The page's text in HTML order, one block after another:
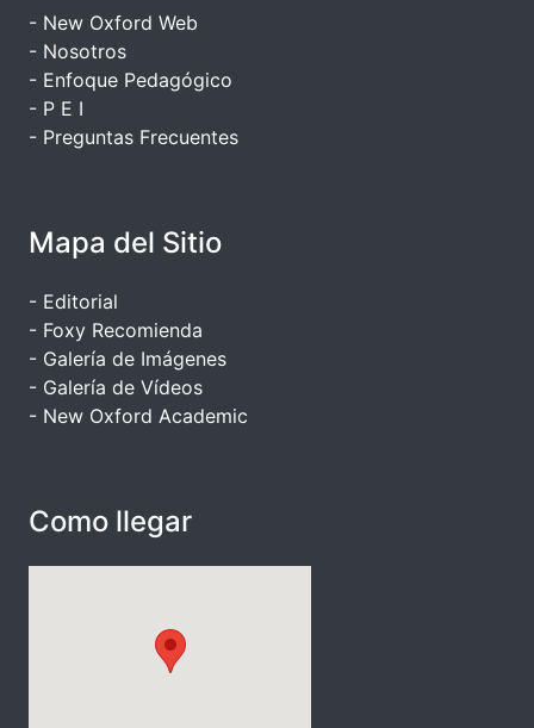
- New Oxford Web
- Nosotros
- Enfoque Pedagógico
- P E I
- Preguntas Frecuentes
Mapa del Sitio
- Editorial
- Foxy Recomienda
- Galería de Imágenes
- Galería de Vídeos
- New Oxford Academic
Como llegar